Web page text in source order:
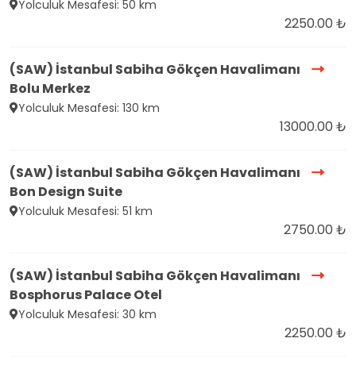
Yolculuk Mesafesi: 50 km
2250.00 ₺
(SAW) İstanbul Sabiha Gökçen Havalimanı
Bolu Merkez
Yolculuk Mesafesi: 130 km
13000.00 ₺
(SAW) İstanbul Sabiha Gökçen Havalimanı
Bon Design Suite
Yolculuk Mesafesi: 51 km
2750.00 ₺
(SAW) İstanbul Sabiha Gökçen Havalimanı
Bosphorus Palace Otel
Yolculuk Mesafesi: 30 km
2250.00 ₺